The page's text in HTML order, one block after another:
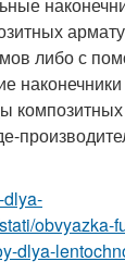
либо с
dlya-
obvyazka-
dlya-